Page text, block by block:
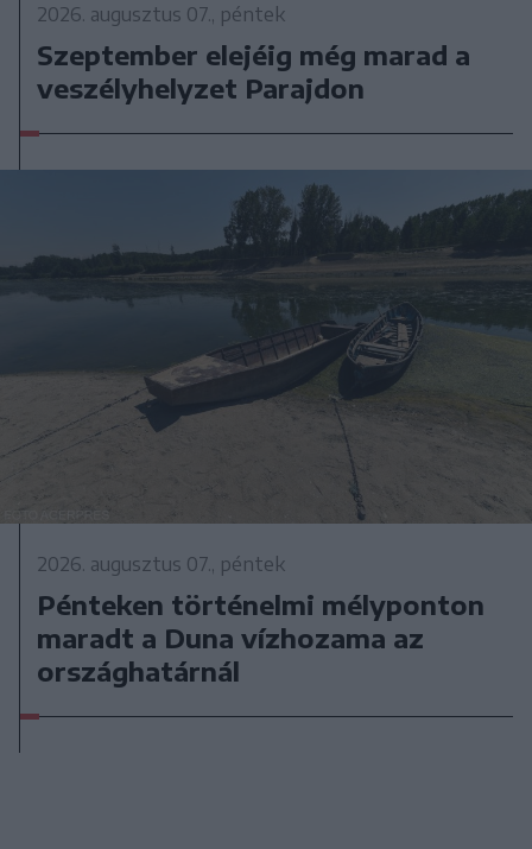
2026. augusztus 07., péntek
Szeptember elejéig még marad a
veszélyhelyzet Parajdon
2026. augusztus 07., péntek
Pénteken történelmi mélyponton
maradt a Duna vízhozama az
országhatárnál